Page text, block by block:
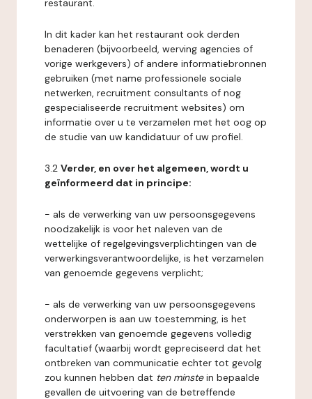
restaurant.
In dit kader kan het restaurant ook derden
benaderen (bijvoorbeeld, werving agencies of
vorige werkgevers) of andere informatiebronnen
gebruiken (met name professionele sociale
netwerken, recruitment consultants of nog
gespecialiseerde recruitment websites) om
informatie over u te verzamelen met het oog op
de studie van uw kandidatuur of uw profiel.
3.2 Verder, en over het algemeen, wordt u
geïnformeerd dat in principe:
- als de verwerking van uw persoonsgegevens
noodzakelijk is voor het naleven van de
wettelijke of regelgevingsverplichtingen van de
verwerkingsverantwoordelijke, is het verzamelen
van genoemde gegevens verplicht;
- als de verwerking van uw persoonsgegevens
onderworpen is aan uw toestemming, is het
verstrekken van genoemde gegevens volledig
facultatief (waarbij wordt gepreciseerd dat het
ontbreken van communicatie echter tot gevolg
zou kunnen hebben dat ten minstein bepaalde
gevallen de uitvoering van de betreffende